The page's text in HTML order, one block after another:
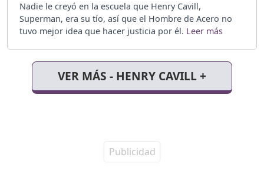
Nadie le creyó en la escuela que Henry Cavill,
Superman, era su tío, así que el Hombre de Acero no
tuvo mejor idea que hacer justicia por él.
VER MÁS - HENRY CAVILL +